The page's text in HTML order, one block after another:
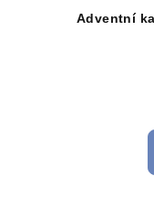
Adventní